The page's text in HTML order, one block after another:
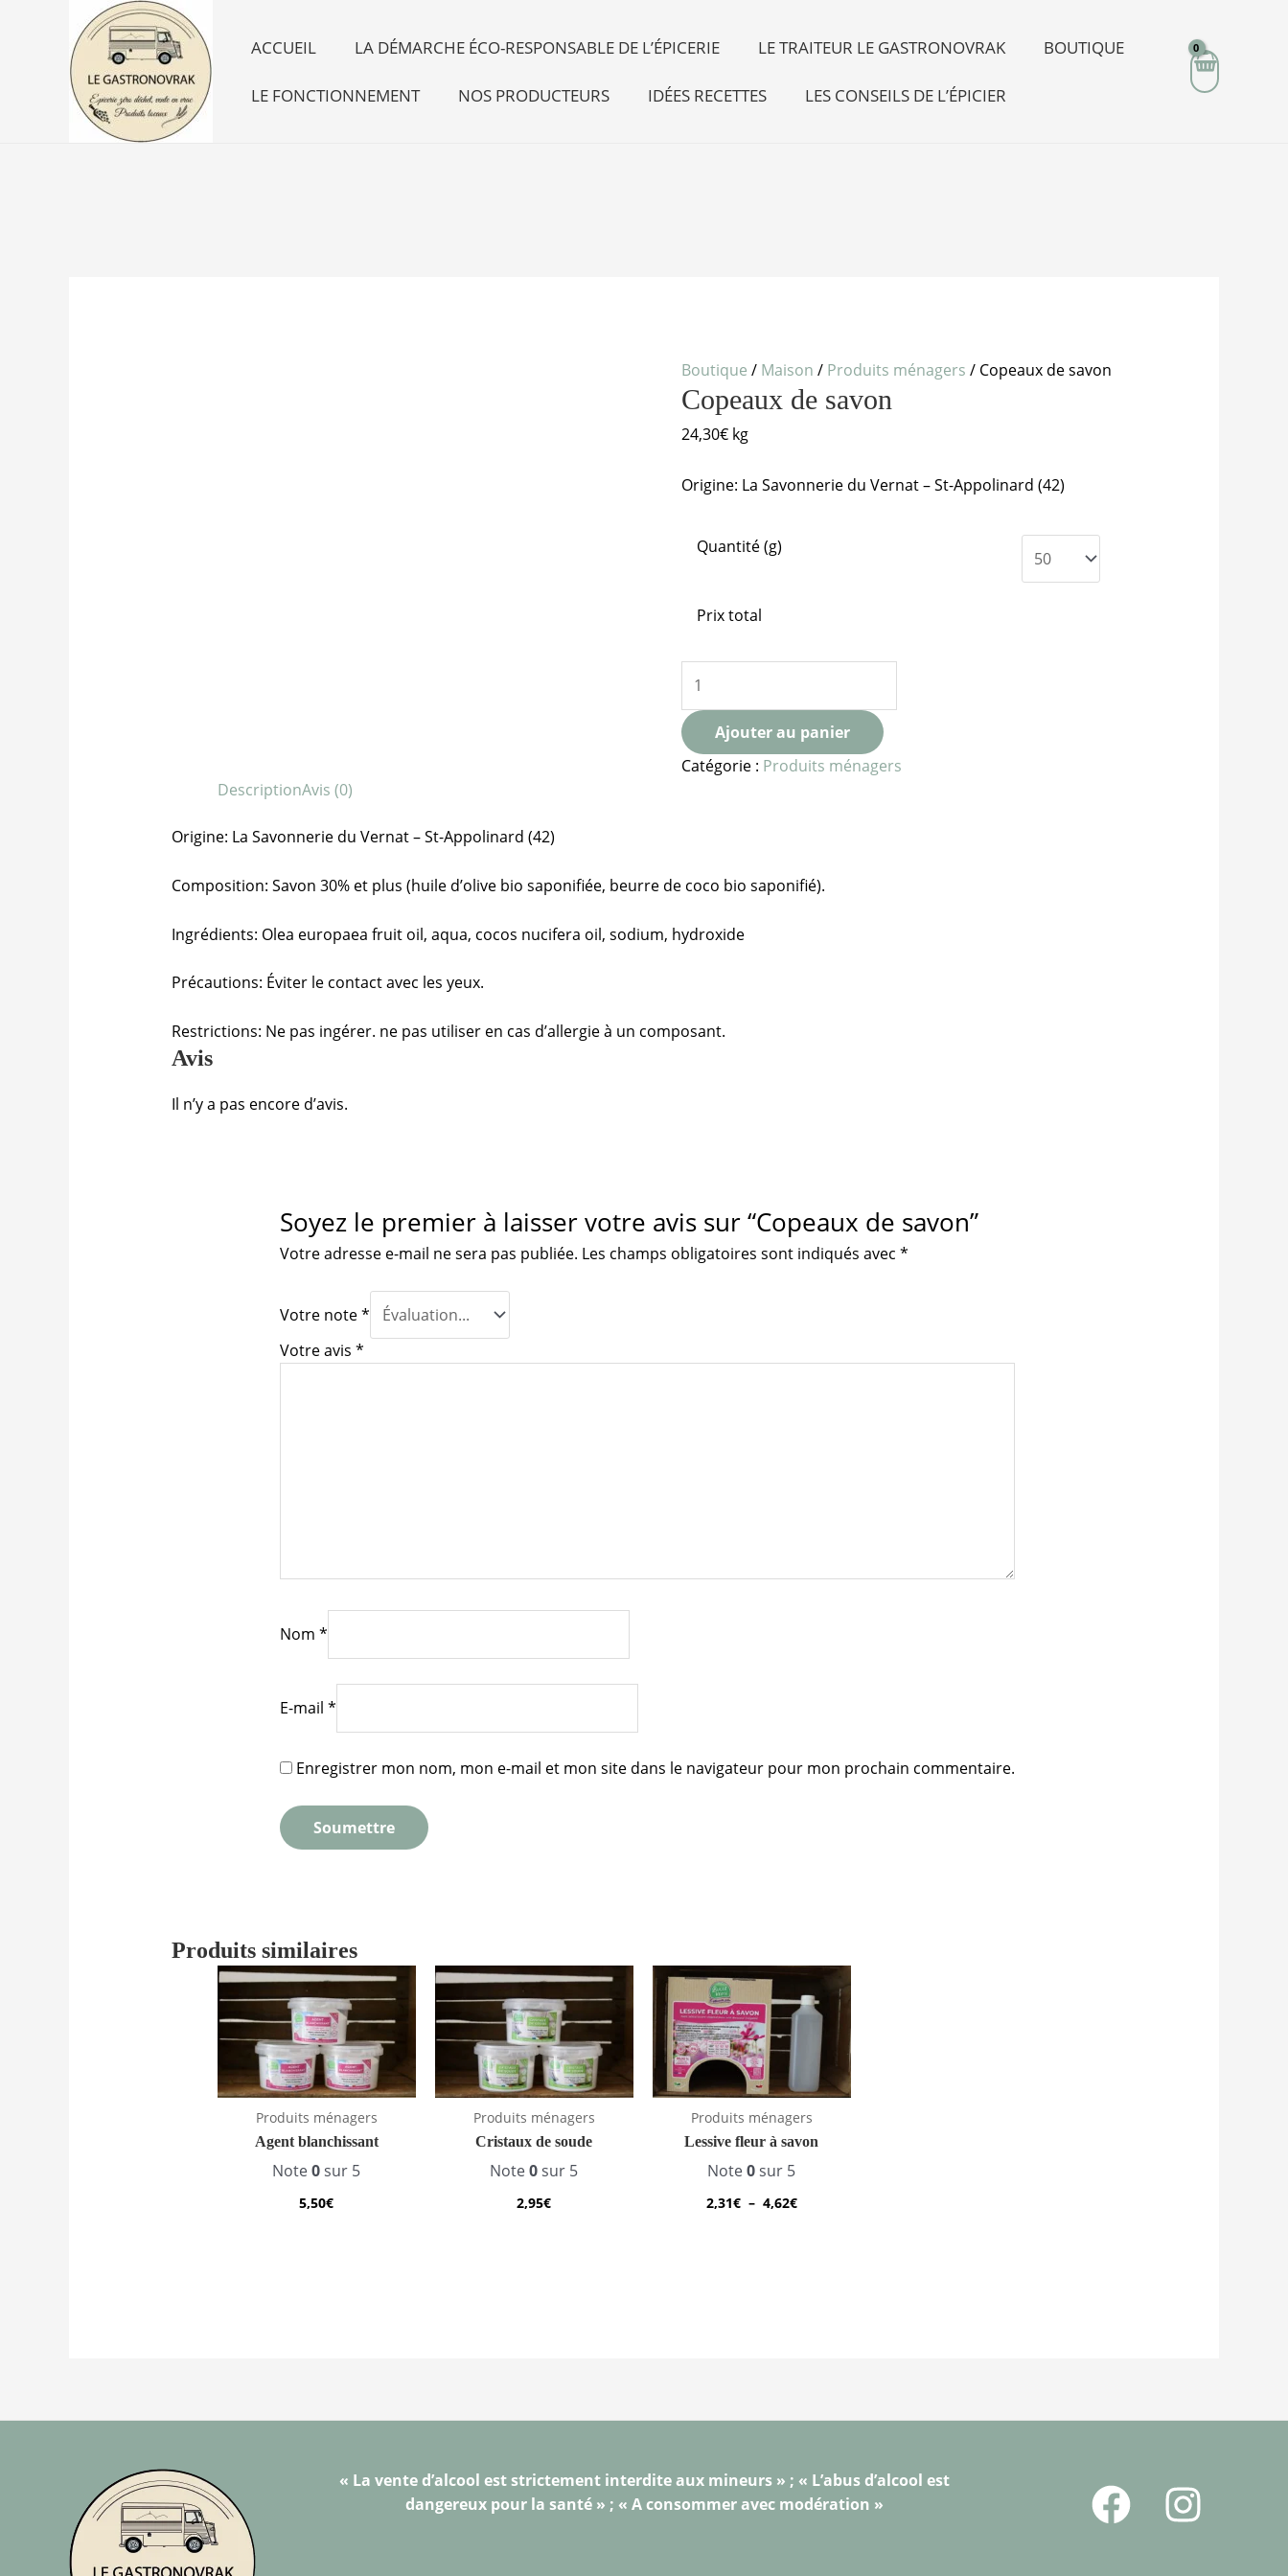
ACCUEIL LA DÉMARCHE ÉCO-RESPONSABLE DE L’ÉPICERIE LE TRAITEUR LE GASTRONOVRAK BOUTIQUE
LE FONCTIONNEMENT NOS PRODUCTEURS IDÉES RECETTES LES CONSEILS DE L’ÉPICIER
Boutique / Maison / Produits ménagers / Copeaux de savon
Copeaux de savon
24,30€ kg
Origine: La Savonnerie du Vernat – St-Appolinard (42)
Quantité (g)
Prix total
de
Ajouter au panier
Catégorie : Produits ménagers
DescriptionAvis (0)
Origine: La Savonnerie du Vernat – St-Appolinard (42)
Composition: Savon 30% et plus (huile d’olive bio saponifiée, beurre de coco bio saponifié).
Ingrédients: Olea europaea fruit oil, aqua, cocos nucifera oil, sodium, hydroxide
Précautions: Éviter le contact avec les yeux.
Restrictions: Ne pas ingérer. ne pas utiliser en cas d’allergie à un composant.
Avis
Il n’y a pas encore d’avis.
Soyez le premier à laisser votre avis sur “Copeaux de savon”
Votre adresse e-mail ne sera pas publiée. Les champs obligatoires sont indiqués avec *
Votre note*
Votre avis *
Nom *
E-mail *
Enregistrer mon nom, mon e-mail et mon site dans le navigateur pour mon prochain commentaire.
Produits similaires
Produits ménagers
Agent blanchissant
Note0sur 5
5,50€
Produits ménagers
Cristaux de soude
Note0sur 5
2,95€
Produits ménagers
Lessive fleur à savon
Note0sur 5
2,31€ – 4,62€
Plage
prix :
2,31€
4,62€
« La vente d’alcool est strictement interdite aux mineurs » ; « L’abus d’alcool est
dangereux pour la santé » ; « A consommer avec modération »